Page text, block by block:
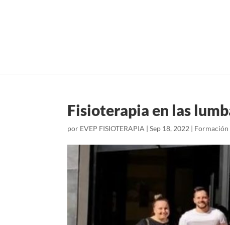
Fisioterapia en las
por EVEP FISIOTERAPIA |Sep 18, 2022 | Formación